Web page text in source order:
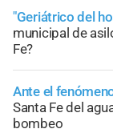
"Geriátrico del
municipal de
Fe?
Ante el
Santa Fe del
bombeo